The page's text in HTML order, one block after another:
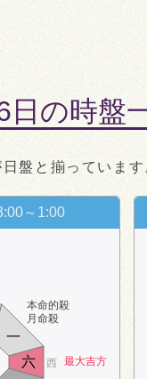
日の時盤
盤と揃っています
～1:00
本命的殺
月命殺
最大吉方
西
一
六